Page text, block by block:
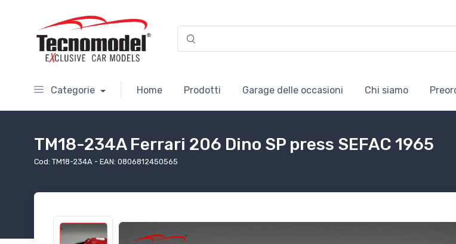
Categorie Home Prodotti Garage delle occasioni Chi siamo
TM18-234A Ferrari 206 Dino SP press SEFAC 1965
Cod: TM18-234A - EAN: 0806812450565